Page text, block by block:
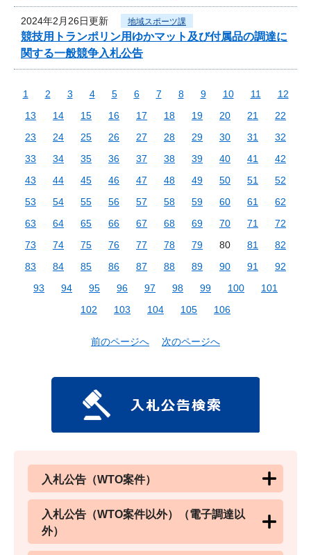
2024年2月26日更新 地域スポーツ課
競技用トランポリン用ゆかマット及び付属品の調達に
関する一般競争入札公告
1 2 3 4 5 6 7 8 9 10 11
12
13
14 15 16 17 18 19 20 21
22
23
24 25 26 27 28 29 30 31
32
33
34 35 36 37 38 39 40 41
42
43
44 45 46 47 48 49 50 51
52
53
54 55 56 57 58 59 60 61
62
63
64 65 66 67 68 69 70 71
72
73
74 75 76 77 78 79 80 81
82
83
84 85 86 87 88 89 90 91
92
93
94 95 96 97 98 99 100
101
102
103 104 105 106
前のページへ 次のページへ
入札公告（WTO案件）
入札公告（WTO案件以外）（電子調達以
外）